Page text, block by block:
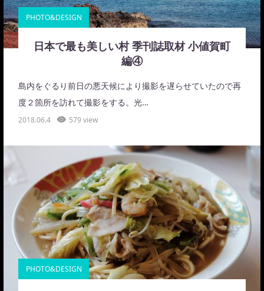
PHOTO&DESIGN
日本で最も美しい村 季刊誌取材 小値賀町
編④
島内をぐるり前日の悪天候により撮影を遅らせていたので再
度２箇所を訪れて撮影をする。光…
2018.06.4 579 view
PHOTO&DESIGN